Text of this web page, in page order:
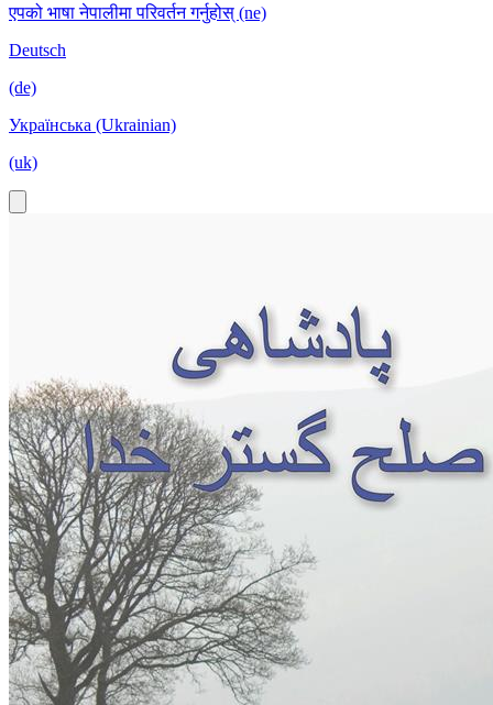
एपको भाषा नेपालीमा परिवर्तन गर्नुहोस् (ne)
Deutsch
(de)
Українська (Ukrainian)
(uk)